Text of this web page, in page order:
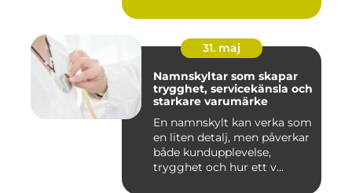
31. maj
Namnskyltar som skapar
trygghet, servicekänsla och
starkare varumärke
En namnskylt kan verka som
en liten detalj, men påverkar
både kundupplevelse,
trygghet och hur ett v...